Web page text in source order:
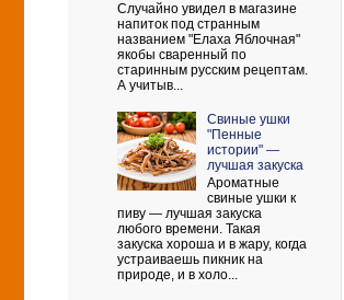
Случайно увидел в магазине
напиток под странным
названием "Елаха Яблочная"
якобы сваренный по
старинным русским рецептам.
А учитыв...
Свиные ушки
"Пенные
истории" —
лучшая закуска
Ароматные
свиные ушки к
пиву — лучшая закуска
любого времени. Такая
закуска хороша и в жару, когда
устраиваешь пикник на
природе, и в холо...